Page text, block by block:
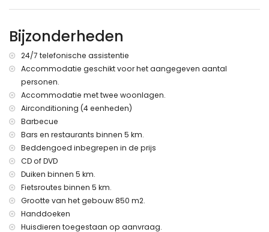
3 privéparkeerplaatsen
Meer informatie
dichtstbijzijnde oever of kust: Middellandse Zee, Jávea
(binnen 1000 meter van de villa)
dichtstbijzijnde strand: La Barraca (binnen 1000 meter van
de villa)
dichtstbijzijnde luchthaven: Alicante (binnen 100 kilometer
van de villa)
kilometer)
roken niet toegestaan
raadpleeg of huisdieren zijn toegestaan
De accommodatie is zeer geschikt voor gezinnen met
kinderen
Faciliteiten en diensten inbegrepen in de huurprijs van de
villa
Bijzonderheden
24/7 telefonische assistentie
Accommodatie geschikt voor het aangegeven aantal
personen.
Accommodatie met twee woonlagen.
Airconditioning (4 eenheden)
Barbecue
Bars en restaurants binnen 5 km.
Beddengoed inbegrepen in de prijs
CD of DVD
Duiken binnen 5 km.
Fietsroutes binnen 5 km.
Grootte van het gebouw 850 m2.
Handdoeken
Huisdieren toegestaan op aanvraag.